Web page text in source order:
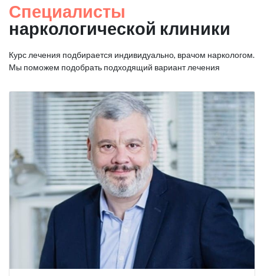
Специалисты
наркологической клиники
Курс лечения подбирается индивидуально, врачом наркологом.
Мы поможем подобрать подходящий вариант лечения